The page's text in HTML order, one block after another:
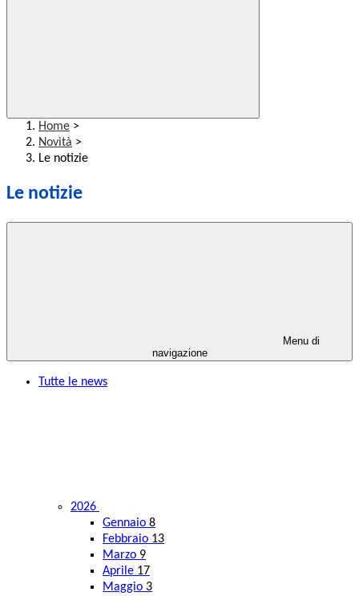
Home >
Novità >
Le notizie
Le notizie
Menu di
navigazione
Tutte le news
2026
Gennaio 8
Febbraio 13
Marzo 9
Aprile 17
Maggio 3